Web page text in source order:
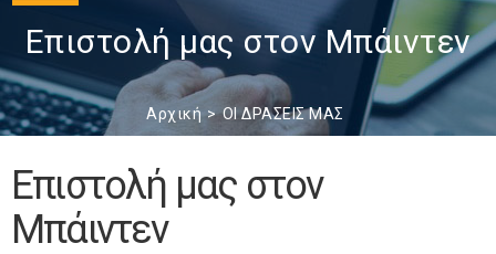
Επιστολή μας στον Μπάιντεν
Αρχική ΟΙ ΔΡΑΣΕΙΣ ΜΑΣ
Επιστολή μας στον
Μπάιντεν